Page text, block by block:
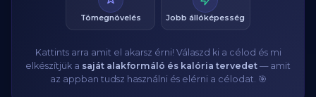
Tömegnövelés Jobb állóképesség
Kattints arra amit el akarsz érni! Válaszd ki a célod és mi
elkészítjük a saját alakformáló és kalória tervedet — amit
az appban tudsz használni és elérni a célodat. 🎯